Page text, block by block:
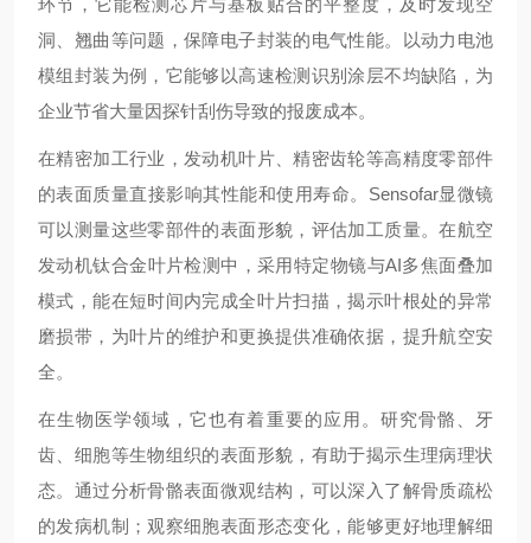
环节，它能检测芯片与基板贴合的平整度，及时发现空
洞、翘曲等问题，保障电子封装的电气性能。以动力电池
模组封装为例，它能够以高速检测识别涂层不均缺陷，为
企业节省大量因探针刮伤导致的报废成本。
在精密加工行业，发动机叶片、精密齿轮等高精度零部件
的表面质量直接影响其性能和使用寿命。Sensofar显微镜
可以测量这些零部件的表面形貌，评估加工质量。在航空
发动机钛合金叶片检测中，采用特定物镜与AI多焦面叠加
模式，能在短时间内完成全叶片扫描，揭示叶根处的异常
磨损带，为叶片的维护和更换提供准确依据，提升航空安
全。
在生物医学领域，它也有着重要的应用。研究骨骼、牙
齿、细胞等生物组织的表面形貌，有助于揭示生理病理状
态。通过分析骨骼表面微观结构，可以深入了解骨质疏松
的发病机制；观察细胞表面形态变化，能够更好地理解细